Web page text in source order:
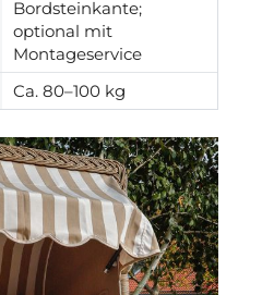
Bordsteinkante;
optional mit
Montageservice
Ca. 80–100 kg